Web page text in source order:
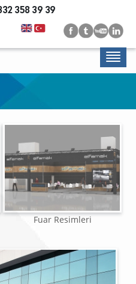
358 39 39
Fuar Resimleri